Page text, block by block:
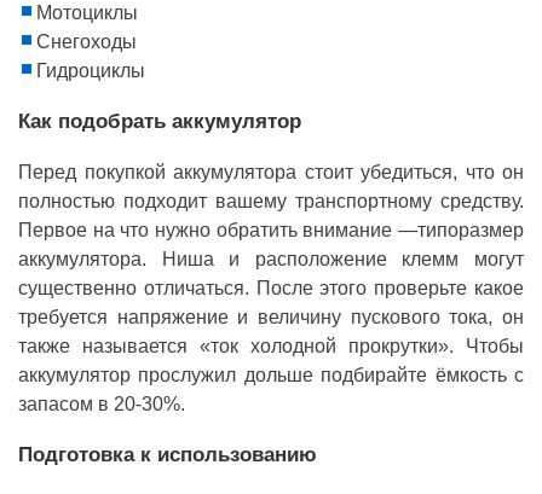
Мотоциклы
Снегоходы
Гидроциклы
Как подобрать аккумулятор
Перед покупкой аккумулятора стоит убедиться, что он
полностью подходит вашему транспортному средству.
Первое на что нужно обратить внимание —типоразмер
аккумулятора. Ниша и расположение клемм могут
существенно отличаться. После этого проверьте какое
требуется напряжение и величину пускового тока, он
также называется «ток холодной прокрутки». Чтобы
аккумулятор прослужил дольше подбирайте ёмкость с
запасом в 20-30%.
Подготовка к использованию